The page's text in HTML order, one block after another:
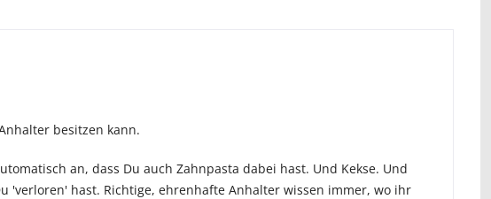
besitzen kann.
an, dass Du auch Zahnpasta dabei hast. Und Kekse. Und
'verloren' hast. Richtige, ehrenhafte Anhalter wissen immer, wo ihr